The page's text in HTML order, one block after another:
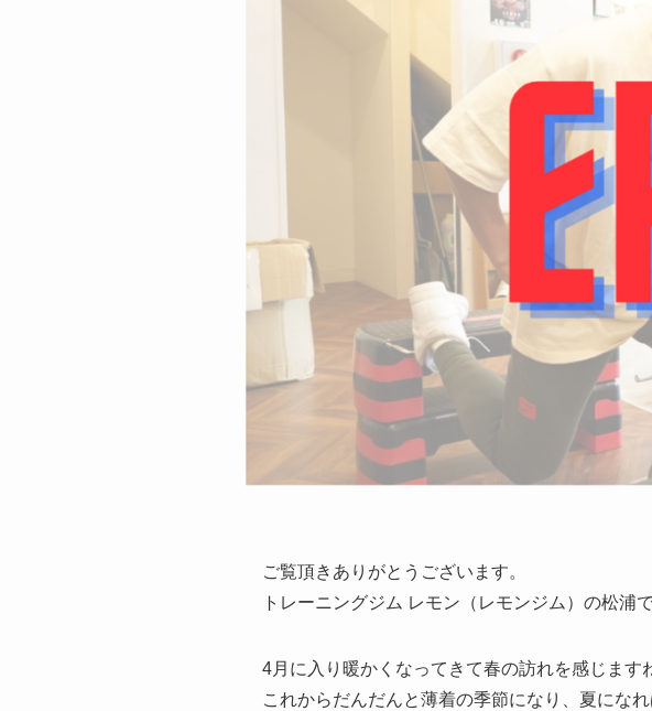
ご覧頂きありがとうございます。
トレーニングジム レモン（レモンジム）の松浦で
4月に入り暖かくなってきて春の訪れを感じます
これからだんだんと薄着の季節になり、夏にな